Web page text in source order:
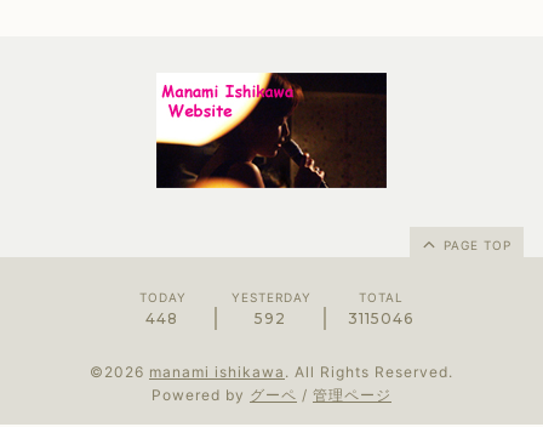
PAGE TOP
TODAY
448
YESTERDAY
592
TOTAL
3115046
©2026 manami ishikawa . All Rights Reserved.
Powered by グーペ / 管理ページ